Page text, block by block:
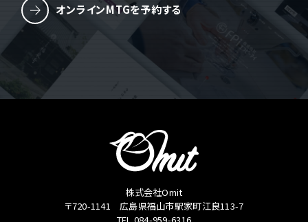
オンラインMTGを予約する
株式会社Omit
〒720-1141 広島県福山市駅家町江良113-7